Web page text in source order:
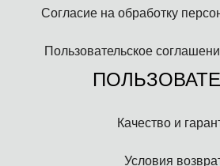
Согласие на обработку
Пользовательское
Качество и
Условия